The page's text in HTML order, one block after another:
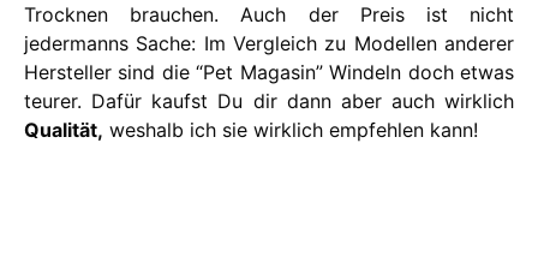
Trocknen brauchen. Auch der Preis ist nicht
jedermanns Sache: Im Vergleich zu Modellen anderer
Hersteller sind die “Pet Magasin” Windeln doch etwas
teurer. Dafür kaufst Du dir dann aber auch wirklich
Qualität, weshalb ich sie wirklich empfehlen kann!